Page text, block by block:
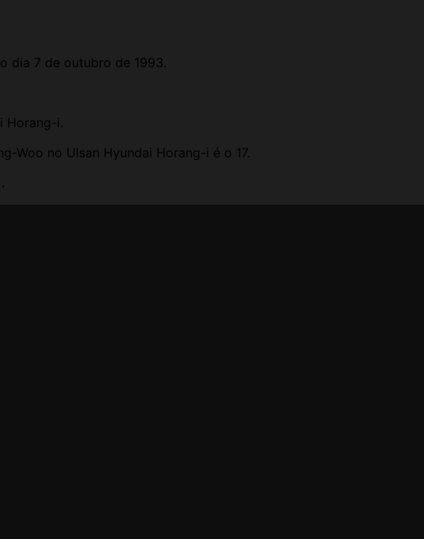
dia 7 de outubro de 1993.
Horang-i.
Woo no Ulsan Hyundai Horang-i é o 17.